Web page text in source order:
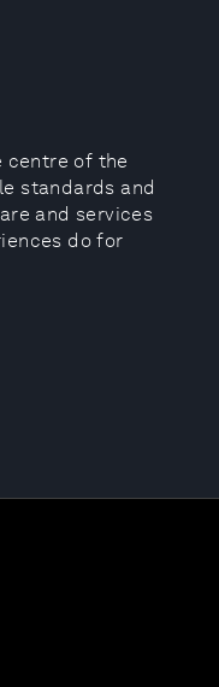
centre of the
standards and
and services
do for